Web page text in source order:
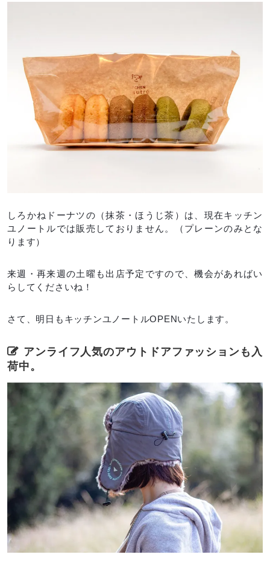
しろかねドーナツの（抹茶・ほうじ茶）は、現在キッチン
ユノートルでは販売しておりません。（プレーンのみとな
ります）
来週・再来週の土曜も出店予定ですので、機会があればい
らしてくださいね！
さて、明日もキッチンユノートルOPENいたします。
アンライフ人気のアウトドアファッションも入
荷中。